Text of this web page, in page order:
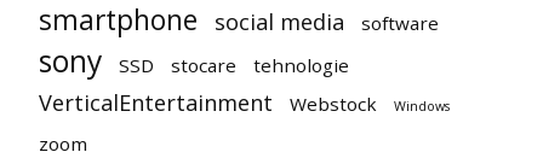
smartphone social media software
sony SSD stocare tehnologie
VerticalEntertainment Webstock Windows
zoom